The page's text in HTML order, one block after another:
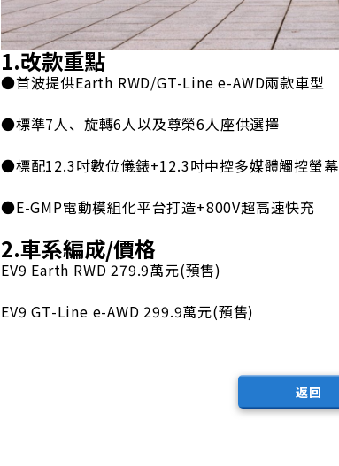
1.改款重點
●首波提供Earth RWD/GT-Line e-AWD兩款車型
●標準7人、旋轉6人以及尊榮6人座供選擇
●標配12.3吋數位儀錶+12.3吋中控多媒體觸控螢幕
●E-GMP電動模組化平台打造+800V超高速快充
2.車系編成/價格
EV9 Earth RWD 279.9萬元(預售)
EV9 GT-Line e-AWD 299.9萬元(預售)
返回